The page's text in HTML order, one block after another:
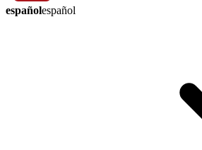
españolespañol